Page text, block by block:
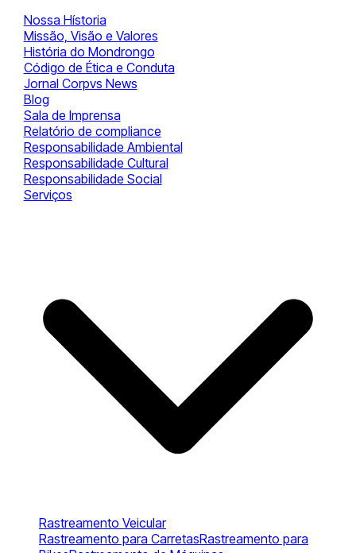
Nossa Hístoria
Missão, Visão e Valores
História do Mondrongo
Código de Ética e Conduta
Jornal Corpvs News
Blog
Sala de Imprensa
Relatório de compliance
Responsabilidade Ambiental
Responsabilidade Cultural
Responsabilidade Social
Serviços
Rastreamento Veicular
Rastreamento para CarretasRastreamento para